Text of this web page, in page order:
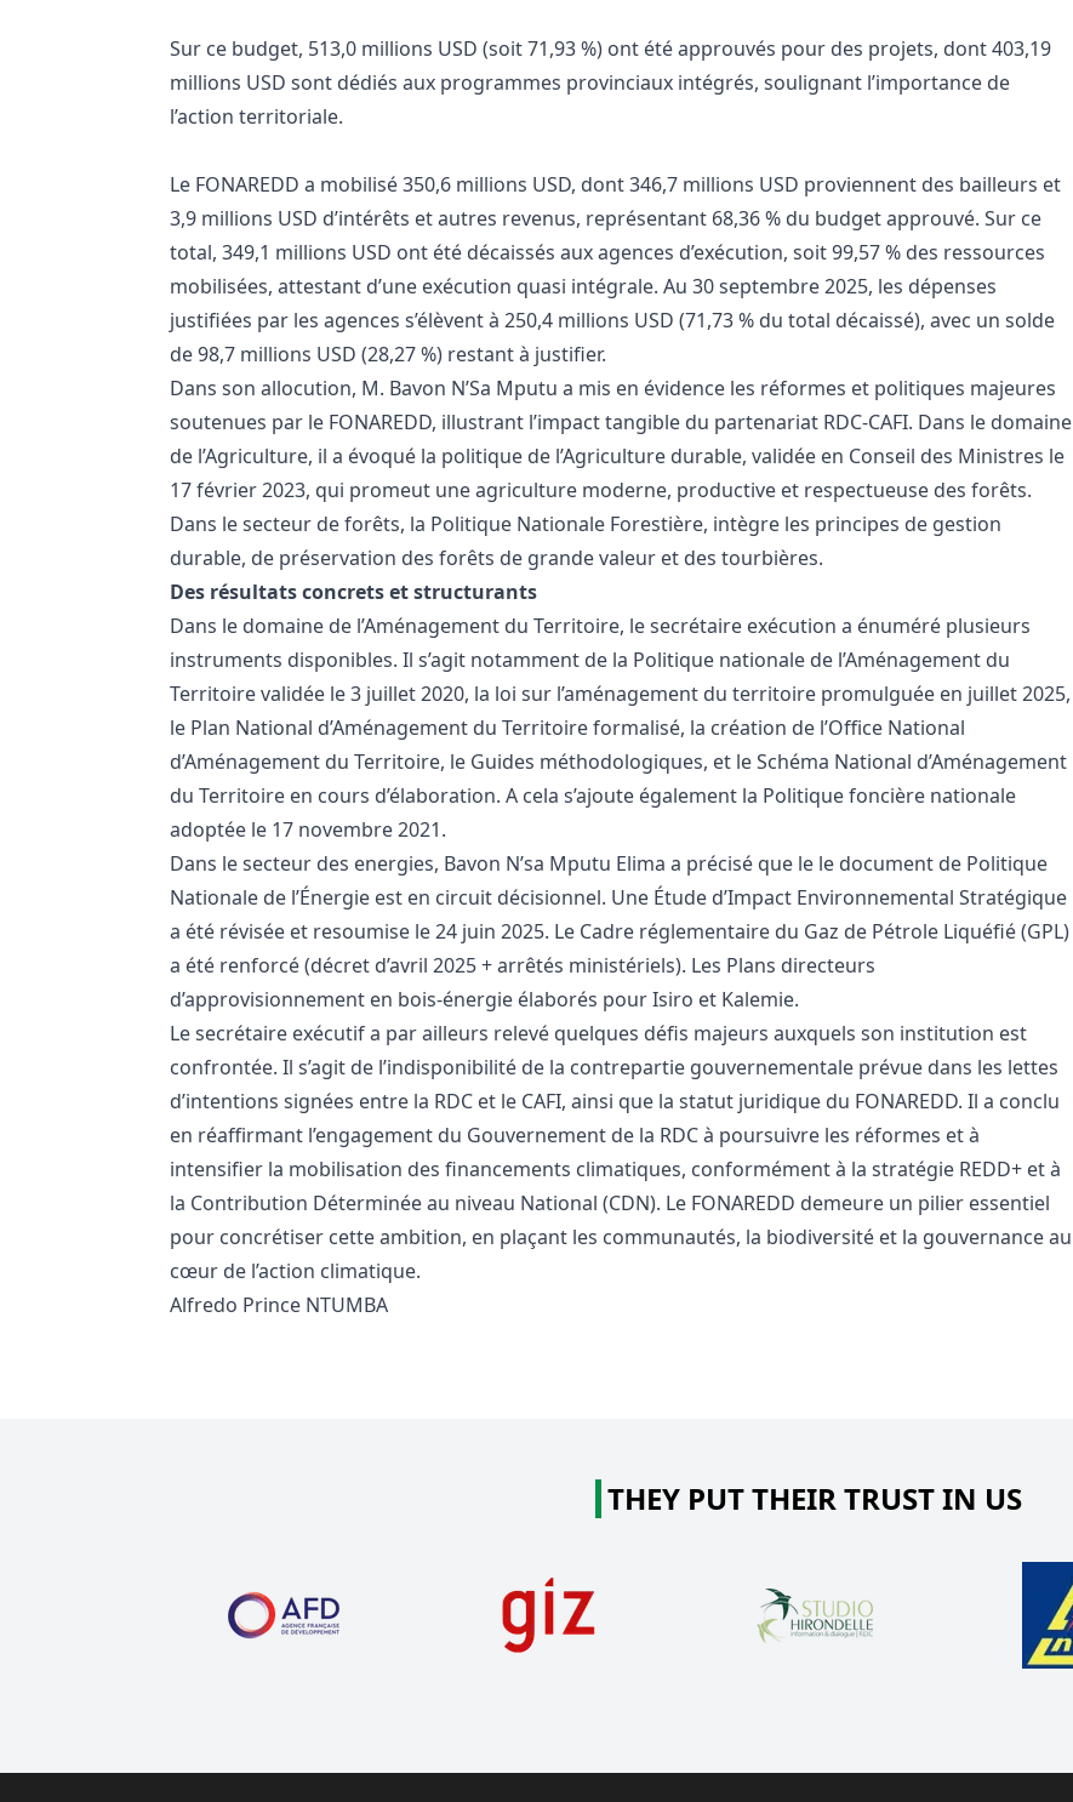
Sur ce budget, 513,0 millions USD (soit 71,93 %) ont été approuvés pour des projets, dont 403,19
millions USD sont dédiés aux programmes provinciaux intégrés, soulignant l’importance de
l’action territoriale.
Le FONAREDD a mobilisé 350,6 millions USD, dont 346,7 millions USD proviennent des bailleurs et
3,9 millions USD d’intérêts et autres revenus, représentant 68,36 % du budget approuvé. Sur ce
total, 349,1 millions USD ont été décaissés aux agences d’exécution, soit 99,57 % des ressources
mobilisées, attestant d’une exécution quasi intégrale. Au 30 septembre 2025, les dépenses
justifiées par les agences s’élèvent à 250,4 millions USD (71,73 % du total décaissé), avec un solde
de 98,7 millions USD (28,27 %) restant à justifier.
Dans son allocution, M. Bavon N’Sa Mputu a mis en évidence les réformes et politiques majeures
soutenues par le FONAREDD, illustrant l’impact tangible du partenariat RDC-CAFI. Dans le domaine
de l’Agriculture, il a évoqué la politique de l’Agriculture durable, validée en Conseil des Ministres le
17 février 2023, qui promeut une agriculture moderne, productive et respectueuse des forêts.
Dans le secteur de forêts, la Politique Nationale Forestière, intègre les principes de gestion
durable, de préservation des forêts de grande valeur et des tourbières.
Des résultats concrets et structurants
Dans le domaine de l’Aménagement du Territoire, le secrétaire exécution a énuméré plusieurs
instruments disponibles. Il s’agit notamment de la Politique nationale de l’Aménagement du
Territoire validée le 3 juillet 2020, la loi sur l’aménagement du territoire promulguée en juillet 2025,
le Plan National d’Aménagement du Territoire formalisé, la création de l’Office National
d’Aménagement du Territoire, le Guides méthodologiques, et le Schéma National d’Aménagement
du Territoire en cours d’élaboration. A cela s’ajoute également la Politique foncière nationale
adoptée le 17 novembre 2021.
Dans le secteur des energies, Bavon N’sa Mputu Elima a précisé que le le document de Politique
Nationale de l’Énergie est en circuit décisionnel. Une Étude d’Impact Environnemental Stratégique
a été révisée et resoumise le 24 juin 2025. Le Cadre réglementaire du Gaz de Pétrole Liquéfié (GPL)
a été renforcé (décret d’avril 2025 + arrêtés ministériels). Les Plans directeurs
d’approvisionnement en bois-énergie élaborés pour Isiro et Kalemie.
Le secrétaire exécutif a par ailleurs relevé quelques défis majeurs auxquels son institution est
confrontée. Il s’agit de l’indisponibilité de la contrepartie gouvernementale prévue dans les lettes
d’intentions signées entre la RDC et le CAFI, ainsi que la statut juridique du FONAREDD. Il a conclu
en réaffirmant l’engagement du Gouvernement de la RDC à poursuivre les réformes et à
intensifier la mobilisation des financements climatiques, conformément à la stratégie REDD+ et à
la Contribution Déterminée au niveau National (CDN). Le FONAREDD demeure un pilier essentiel
pour concrétiser cette ambition, en plaçant les communautés, la biodiversité et la gouvernance au
cœur de l’action climatique.
Alfredo Prince NTUMBA
THEY PUT THEIR TRUST IN US